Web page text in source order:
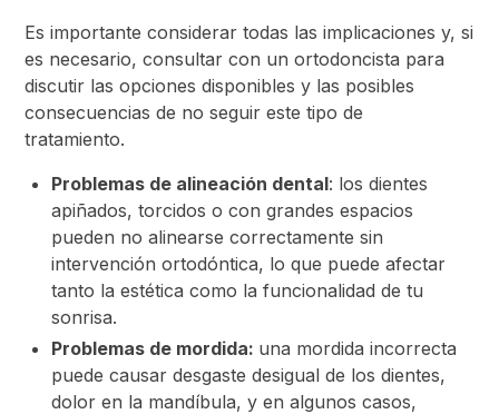
Es importante considerar todas las implicaciones y, si
es necesario, consultar con un ortodoncista para
discutir las opciones disponibles y las posibles
consecuencias de no seguir este tipo de
tratamiento.
Problemas de alineación dental: los dientes
apiñados, torcidos o con grandes espacios
pueden no alinearse correctamente sin
intervención ortodóntica, lo que puede afectar
tanto la estética como la funcionalidad de tu
sonrisa.
Problemas de mordida: una mordida incorrecta
puede causar desgaste desigual de los dientes,
dolor en la mandíbula, y en algunos casos,